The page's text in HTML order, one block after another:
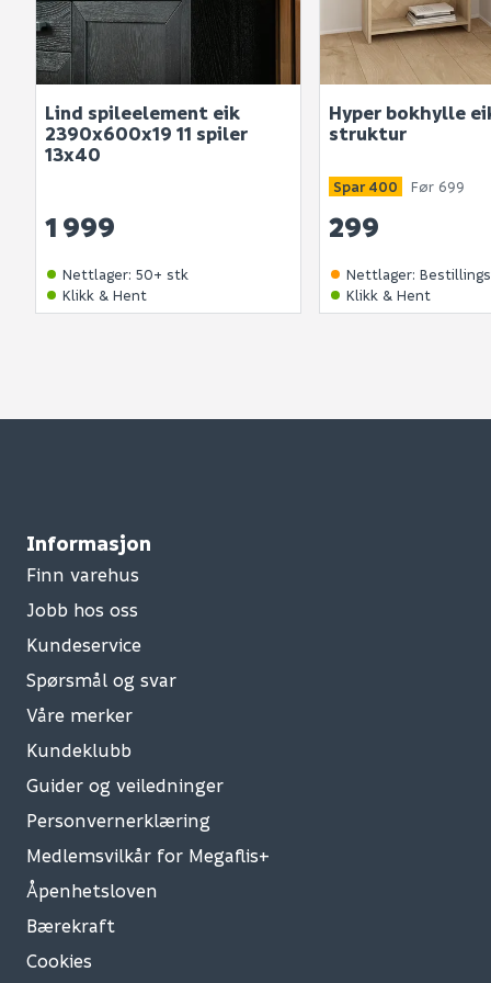
Lind spileelement eik
2390x600x19 11 spiler
13x40
1 999
Nettlager: 50+ stk
Klikk & Hent
Hyper bokhylle
struktur
299
Spar 400 Før 699
Nettlager:
Klikk & Hent
Informasjon
Finn varehus
Jobb hos oss
Kundeservice
Spørsmål og svar
Våre merker
Kundeklubb
Guider og veiledninger
Personvernerklæring
Medlemsvilkår for Megaflis+
Åpenhetsloven
Bærekraft
Cookies